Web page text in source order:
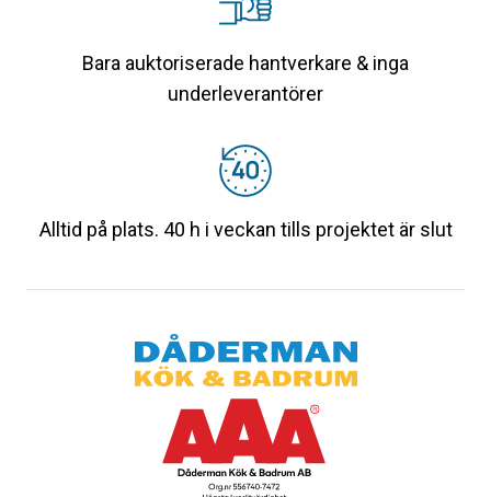
Bara auktoriserade hantverkare & inga
underleverantörer
Alltid på plats. 40 h i veckan tills projektet är slut